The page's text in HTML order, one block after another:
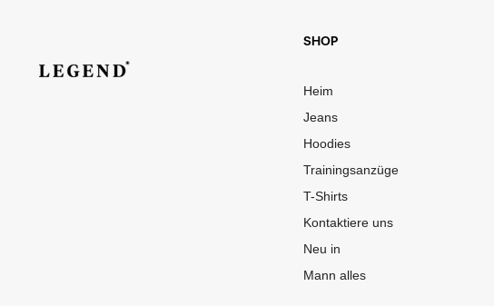
SHOP
Heim
Jeans
Hoodies
Trainingsanzüge
T-Shirts
Kontaktiere uns
Neu in
Mann alles